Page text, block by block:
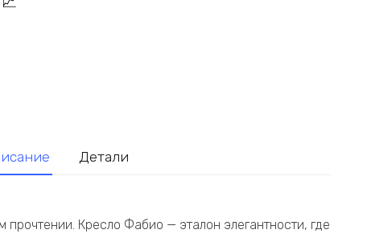
Детали
Кресло Фабио — эталон элегантности, где